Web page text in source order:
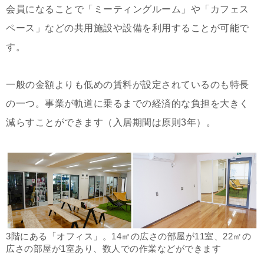
会員になることで「ミーティングルーム」や「カフェス
ペース」などの共用施設や設備を利用することが可能で
す。
一般の金額よりも低めの賃料が設定されているのも特長
の一つ。事業が軌道に乗るまでの経済的な負担を大きく
減らすことができます（入居期間は原則3年）。
3階にある「オフィス」。14㎡の広さの部屋が11室、22㎡の
広さの部屋が1室あり、数人での作業などができます